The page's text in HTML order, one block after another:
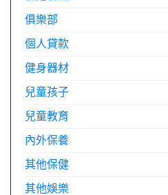
俱樂部
個人貸款
健身器材
兒童孩子
兒童教育
內外保養
其他保健
其他娛樂